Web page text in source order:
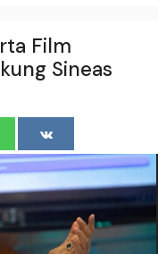
Film
Sineas